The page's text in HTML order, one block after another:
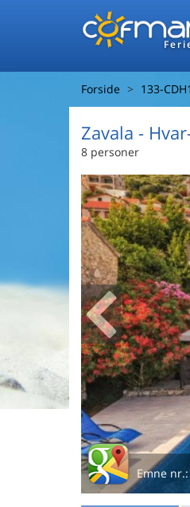
Forside 133-
Zavala -
8 personer
Emne nr.: